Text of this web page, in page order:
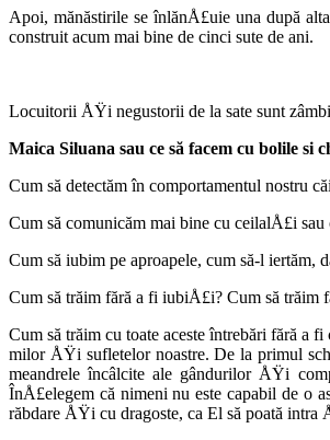
Apoi, mănăstirile se înlănÅ£uie una după
constru­it acum mai bine de cinci sute de ani.
Locuitorii ÅŸi negustorii de la sate sunt
Maica Siluana sau ce să facem cu bo­lile si
Cum să detectăm în comportamentul nostru
Cum să comunicăm mai bine cu cei­lalÅ£i
Cum să iubim pe aproapele, cum să-l iertăm,
Cum să trăim fără a fi iubiÅ£i? Cum să trăim
Cum să trăim cu toate aceste întrebări fără a
milor ÅŸi sufletelor noastre. De la primul
meandrele încâl­cite ale gândurilor ÅŸi
ÎnÅ£elegem că nimeni nu este capabil de o
răbdare ÅŸi cu dragoste, ca El să poată intra